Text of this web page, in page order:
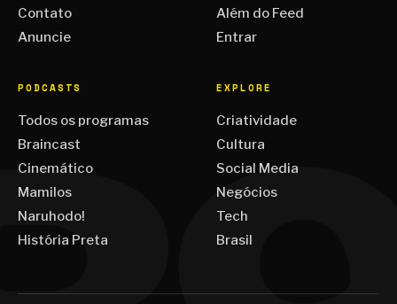
Contato
Anuncie
Além do Feed
Entrar
PODCASTS
Todos os programas
Braincast
Cinemático
Mamilos
Naruhodo!
História Preta
EXPLORE
Criatividade
Cultura
Social Media
Negócios
Tech
Brasil